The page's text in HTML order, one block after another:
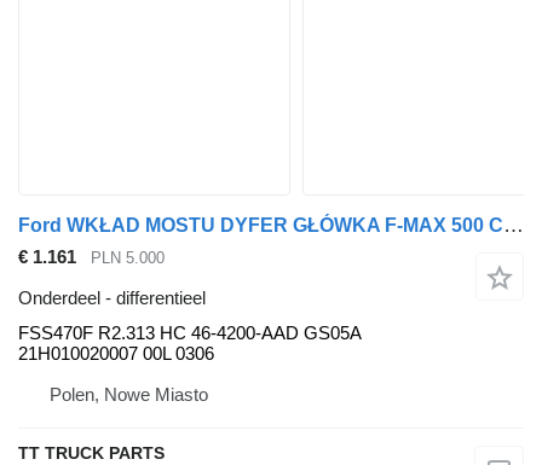
Ford WKŁAD MOSTU DYFER GŁÓWKA F-MAX 500 CARGO FSS470F R2.313 HC 46-42 differentieel voor Ford cargo trekker
€ 1.161 PLN 5.000
Onderdeel - differentieel
FSS470F R2.313 HC 46-4200-AAD GS05A
21H010020007 00L 0306
Polen, Nowe Miasto
TT TRUCK PARTS